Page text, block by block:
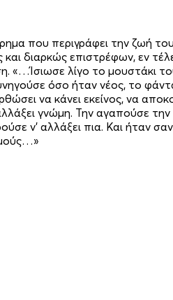
που περιγράφει την ζωή
διαρκώς επιστρέφων, εν
«…Ίσιωσε λίγο το μουστάκι
όσο ήταν νέος, το
να κάνει εκείνος, να
γνώμη. Την αγαπούσε
ν’ αλλάξει πια. Και ήταν